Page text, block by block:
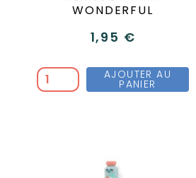
WONDERFUL
1,95 €
AJOUTER AU
PANIER